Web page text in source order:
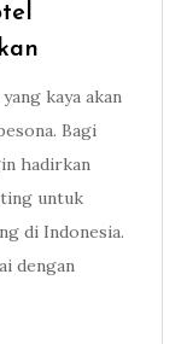
kaya akan
Bagi
hadirkan
untuk
di Indonesia.
dengan